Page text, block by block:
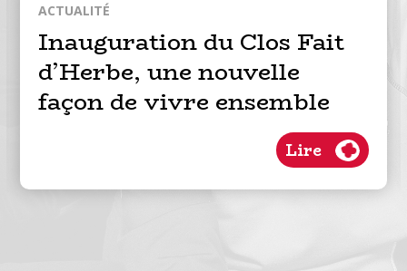
ACTUALITÉ
Inauguration du Clos Fait
d’Herbe, une nouvelle
façon de vivre ensemble
Lire